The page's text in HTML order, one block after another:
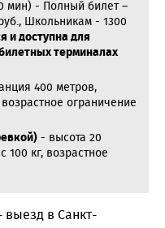
мин) - Полный билет –
Школьникам - 1300
и доступна для
терминалах
400 метров,
ограничение
- высота 20
100 кг, возрастное
выезд в Санкт-